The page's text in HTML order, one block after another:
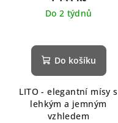
Do 2 týdnů
Do košíku
LITO - elegantní mísy s
lehkým a jemným
vzhledem